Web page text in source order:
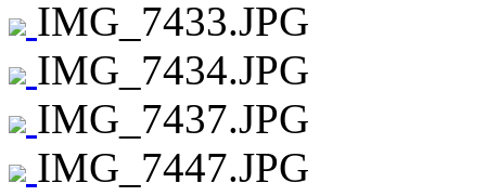
IMG_7433.JPG
IMG_7434.JPG
IMG_7437.JPG
IMG_7447.JPG